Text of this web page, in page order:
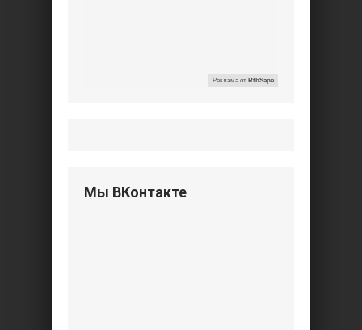
Реклама от RtbSape
Мы ВКонтакте